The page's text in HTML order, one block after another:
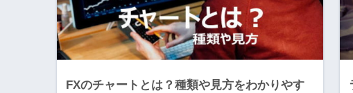
FXのチャートとは？種類や見方をわかりやす